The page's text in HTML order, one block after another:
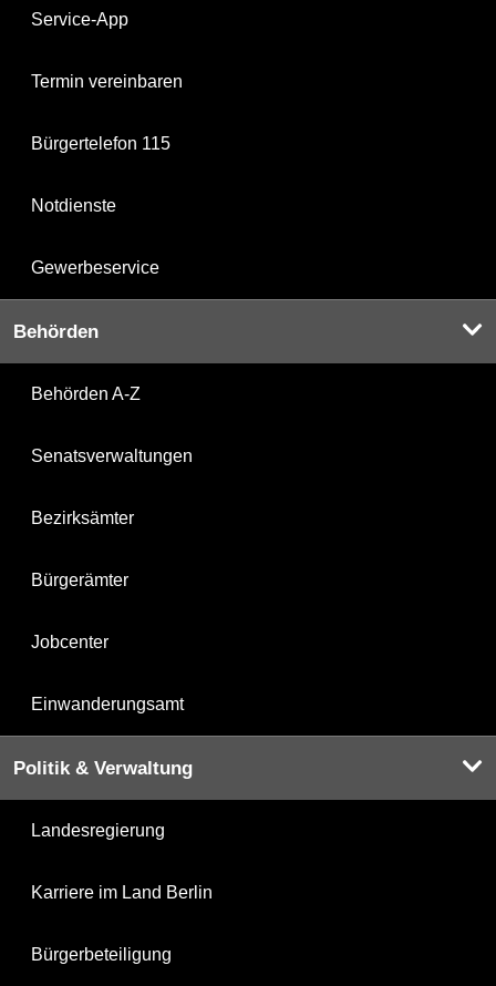
Service-App
Termin vereinbaren
Bürgertelefon 115
Notdienste
Gewerbeservice
Behörden
Behörden A-Z
Senatsverwaltungen
Bezirksämter
Bürgerämter
Jobcenter
Einwanderungsamt
Politik & Verwaltung
Landesregierung
Karriere im Land Berlin
Bürgerbeteiligung